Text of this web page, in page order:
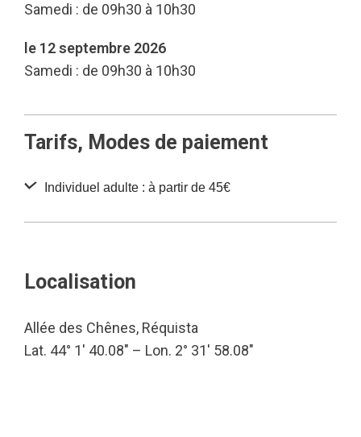
Samedi : de 09h30 à 10h30
le 12 septembre 2026
Samedi : de 09h30 à 10h30
Tarifs, Modes de paiement
Individuel adulte : à partir de 45€
Localisation
Allée des Chênes, Réquista
Lat. 44° 1′ 40.08″ – Lon. 2° 31′ 58.08″